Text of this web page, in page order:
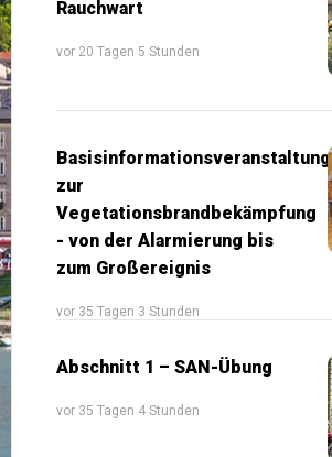
Rauchwart
vor 20 Tagen 5 Stunden
Basisinformationsveranstaltung
zur
Vegetationsbrandbekämpfung
- von der Alarmierung bis
zum Großereignis
vor 35 Tagen 3 Stunden
Abschnitt 1 – SAN-Übung
vor 35 Tagen 4 Stunden